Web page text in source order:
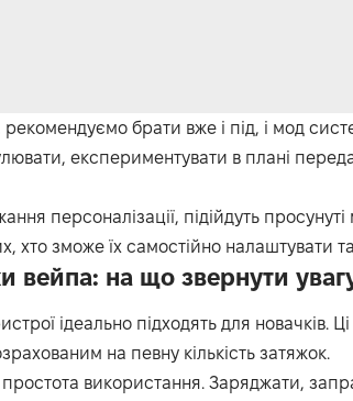
брати вже і під, і мод
експериментувати в плані
персоналізації, підійдуть просунуті
хто зможе їх самостійно налаштувати
вейпа: на що звернути
ідеально підходять для новачків.
на певну кількість затяжок.
використання. Заряджати,